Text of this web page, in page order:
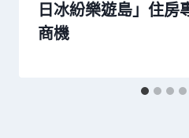
日冰紛樂遊島」住房
商機